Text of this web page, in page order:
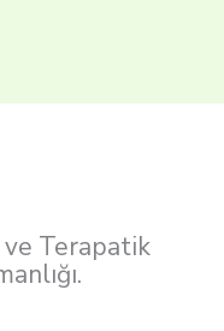
Terapatik